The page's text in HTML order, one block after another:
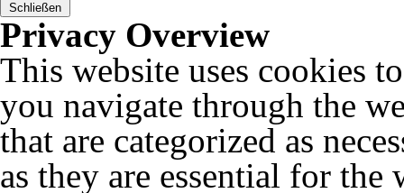
Schließen
Privacy Overview
This website uses cookies
you navigate through the
that are categorized as
as they are essential for